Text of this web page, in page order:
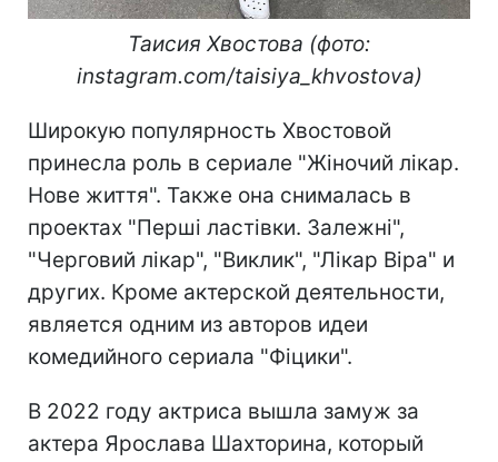
Таисия Хвостова (фото:
instagram.com/taisiya_khvostova)
Широкую популярность Хвостовой
принесла роль в сериале "Жіночий лікар.
Нове життя". Также она снималась в
проектах "Перші ластівки. Залежні",
"Черговий лікар", "Виклик", "Лікар Віра" и
других. Кроме актерской деятельности,
является одним из авторов идеи
комедийного сериала "Фіцики".
В 2022 году актриса вышла замуж за
актера Ярослава Шахторина, который